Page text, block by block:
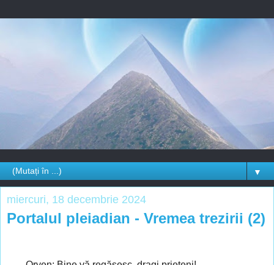
▼
miercuri, 18 decembrie 2024
Portalul pleiadian - Vremea trezirii (2)